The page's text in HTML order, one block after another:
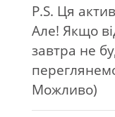
P.S. Ця
Але! Якщо
завтра не
Можливо)